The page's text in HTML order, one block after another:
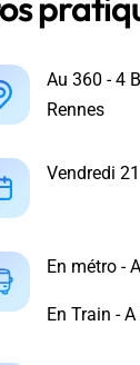
& GEO -
Au 360 - 4
Rennes
Vendredi
En métro -
En Train -